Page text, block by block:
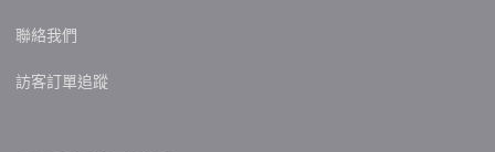
聯絡我們
訪客訂單追蹤